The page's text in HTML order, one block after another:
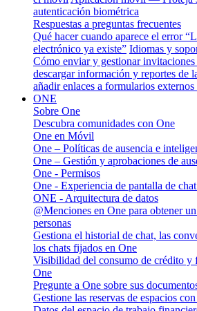
autenticación biométrica
Respuestas a preguntas frecuentes
Qué hacer cuando aparece el error
electrónico ya existe” Idiomas y
Cómo enviar y gestionar invitaciones
descargar información y reportes de
añadir enlaces a formularios
ONE
Sobre One
Descubra comunidades con One
One en Móvil
One – Políticas de ausencia e
One – Gestión y aprobaciones de
One - Permisos
One - Experiencia de pantalla de
ONE - Arquitectura de datos
@Menciones en One para obtener
personas
Gestiona el historial de chat, las
los chats fijados en One
Visibilidad del consumo de crédito y
One
Pregunte a One sobre sus
Gestione las reservas de espacios